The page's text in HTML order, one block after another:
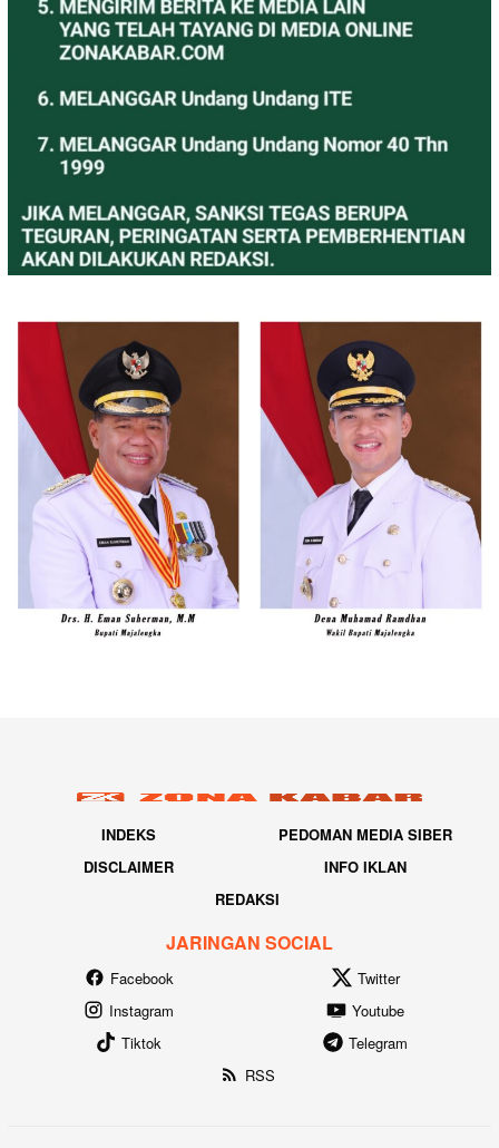
INDEKS
PEDOMAN MEDIA SIBER
DISCLAIMER
INFO IKLAN
REDAKSI
JARINGAN SOCIAL
Facebook
Twitter
Instagram
Youtube
Tiktok
Telegram
RSS